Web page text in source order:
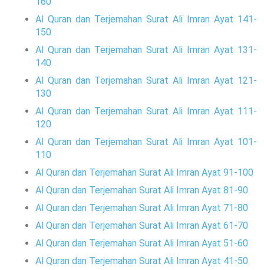
Al Quran dan Terjemahan Surat Ali Imran Ayat 141-
150
Al Quran dan Terjemahan Surat Ali Imran Ayat 131-
140
Al Quran dan Terjemahan Surat Ali Imran Ayat 121-
130
Al Quran dan Terjemahan Surat Ali Imran Ayat 111-
120
Al Quran dan Terjemahan Surat Ali Imran Ayat 101-
110
Al Quran dan Terjemahan Surat Ali Imran Ayat 91-100
Al Quran dan Terjemahan Surat Ali Imran Ayat 81-90
Al Quran dan Terjemahan Surat Ali Imran Ayat 71-80
Al Quran dan Terjemahan Surat Ali Imran Ayat 61-70
Al Quran dan Terjemahan Surat Ali Imran Ayat 51-60
Al Quran dan Terjemahan Surat Ali Imran Ayat 41-50